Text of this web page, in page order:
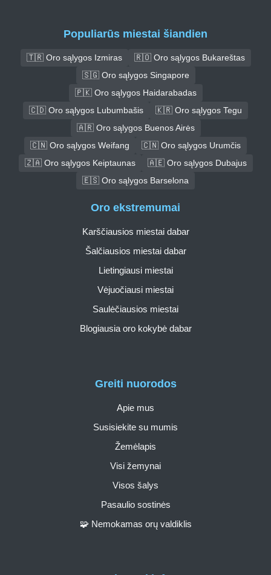
Populiarūs miestai šiandien
🇹🇷 Oro sąlygos Izmiras
🇷🇴 Oro sąlygos Bukareštas
🇸🇬 Oro sąlygos Singapore
🇵🇰 Oro sąlygos Haidarabadas
🇨🇩 Oro sąlygos Lubumbašis
🇰🇷 Oro sąlygos Tegu
🇦🇷 Oro sąlygos Buenos Airės
🇨🇳 Oro sąlygos Weifang
🇨🇳 Oro sąlygos Urumčis
🇿🇦 Oro sąlygos Keiptaunas
🇦🇪 Oro sąlygos Dubajus
🇪🇸 Oro sąlygos Barselona
Greiti nuorodos
Apie mus
Susisiekite su mumis
Žemėlapis
Visi žemynai
Visos šalys
Pasaulio sostinės
🧩 Nemokamas orų valdiklis
Oro ekstremumai
Karščiausios miestai dabar
Šalčiausios miestai dabar
Lietingiausi miestai
Vėjuočiausi miestai
Saulėčiausios miestai
Blogiausia oro kokybė dabar